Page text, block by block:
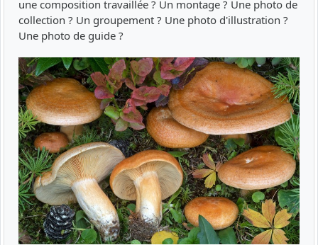
une composition travaillée ? Un montage ? Une photo de
collection ? Un groupement ? Une photo d'illustration ?
Une photo de guide ?